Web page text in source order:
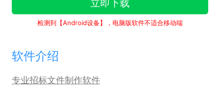
立即下载
检测到【Android设备】，电脑版软件不适合移动端
软件介绍
专业招标文件制作软件